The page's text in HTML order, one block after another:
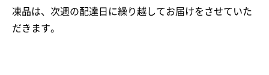
凍品は、次週の配達日に繰り越してお届けをさせていた
だきます。